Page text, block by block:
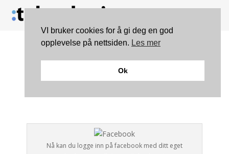
Logg inn på Facebook
med brukernavn
Nå kan du logge inn på facebook med ditt eget
VI bruker cookies for å gi deg en god
opplevelse på nettsiden. Les mer
Ok